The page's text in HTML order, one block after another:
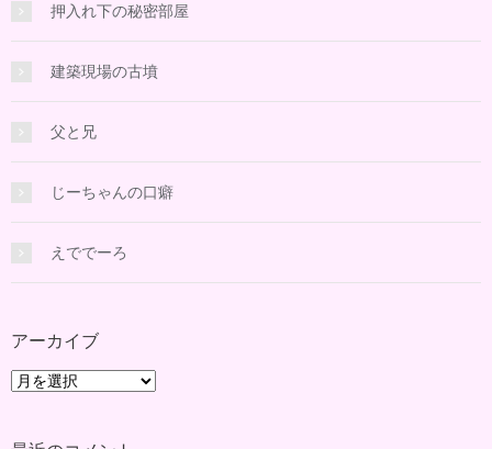
押入れ下の秘密部屋
建築現場の古墳
父と兄
じーちゃんの口癖
えででーろ
アーカイブ
ア